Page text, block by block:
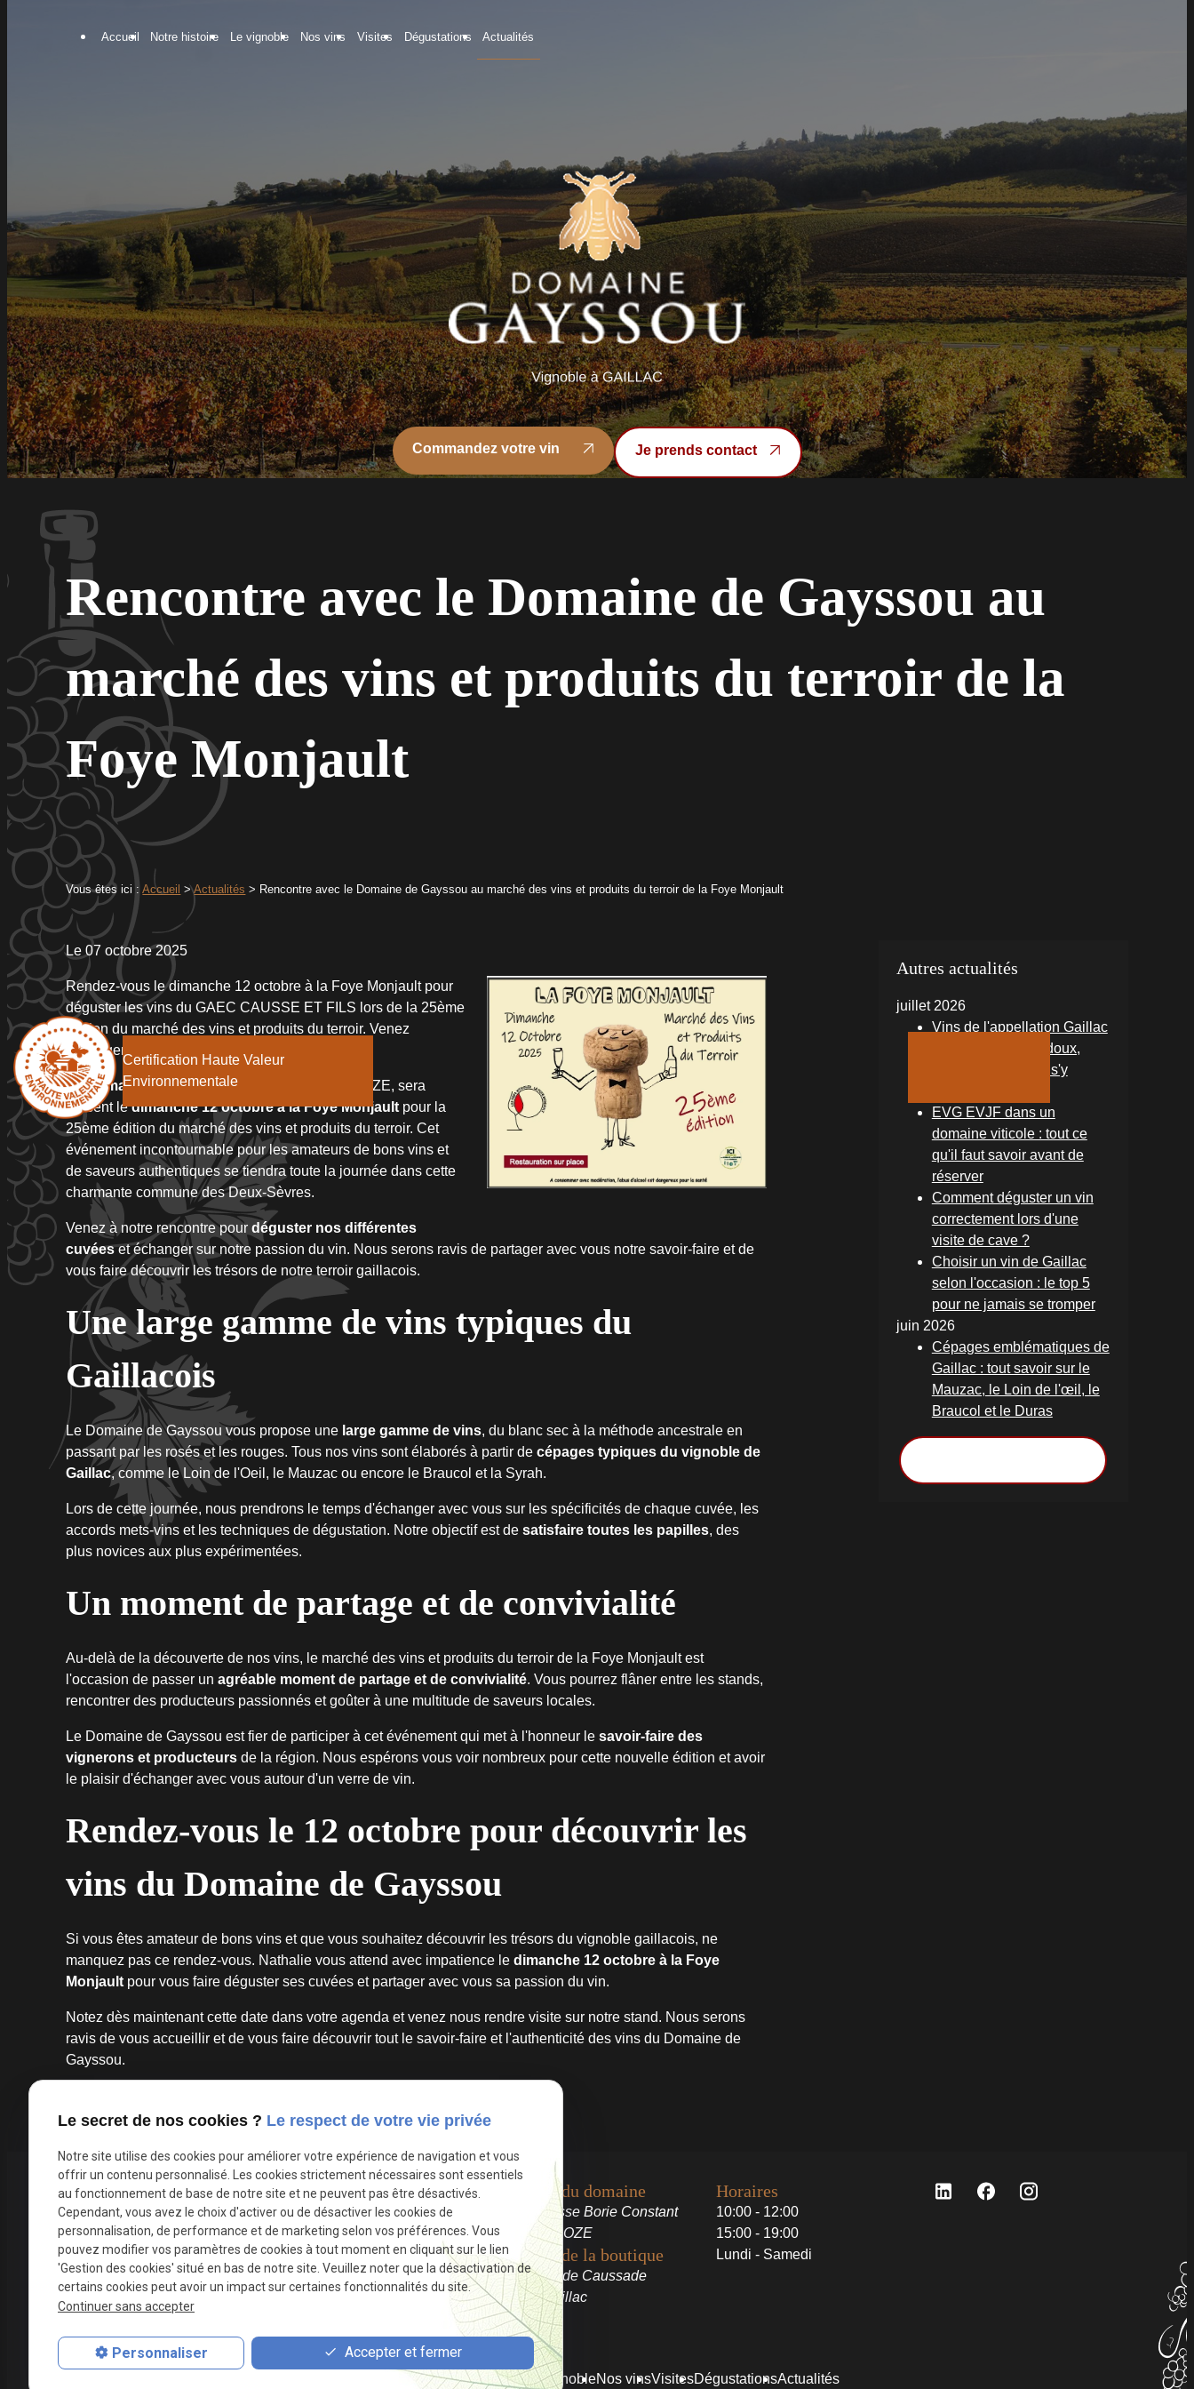
Accueil Notre histoire Le vignoble Nos vins Visites Dégustations Actualités
Commandez votre vin
Commandez votre vin Je prends contact
Certification Haute Valeur
Environnementale
Rencontre avec le Domaine de Gayssou au
marché des vins et produits du terroir de la
Foye Monjault
Vous êtes ici : Accueil >Actualités > Rencontre avec le Domaine de Gayssou au marché des vins et produits du terroir de la Foye Monjault
Le07 octobre 2025
Rendez-vous le dimanche 12 octobre à la Foye Monjault pour
déguster les vins du GAEC CAUSSE ET FILS lors de la 25ème
édition du marché des vins et produits du terroir. Venez
échanger avec nous sur nos cuvées !
Le Domaine de Gayssou, vignoble situé à BROZE, sera
présent ledimanche 12 octobre à la Foye Monjault pour la
25ème édition du marché des vins et produits du terroir. Cet
événement incontournable pour les amateurs de bons vins et
de saveurs authentiques se tiendra toute la journée dans cette
charmante commune des Deux-Sèvres.
Venez à notre rencontre pourdéguster nos différentes
cuvéeset échanger sur notre passion du vin. Nous serons ravis de partager avec vous notre savoir-faire et de
vous faire découvrir les trésors de notre terroir gaillacois.
Une large gamme de vins typiques du
Gaillacois
Le Domaine de Gayssou vous propose une large gamme de vins, du blanc sec à la méthode ancestrale en
passant par les rosés et les rouges. Tous nos vins sont élaborés à partir decépages typiques du vignoble de
Gaillac, comme le Loin de l'Oeil, le Mauzac ou encore le Braucol et la Syrah.
Lors de cette journée, nous prendrons le temps d'échanger avec vous sur les spécificités de chaque cuvée, les
accords mets-vins et les techniques de dégustation. Notre objectif est desatisfaire toutes les papilles, des
plus novices aux plus expérimentées.
Un moment de partage et de convivialité
Au-delà de la découverte de nos vins, le marché des vins et produits du terroir de la Foye Monjault est
l'occasion de passer unagréable moment de partage et de convivialité. Vous pourrez flâner entre les stands,
rencontrer des producteurs passionnés et goûter à une multitude de saveurs locales.
Le Domaine de Gayssou est fier de participer à cet événement qui met à l'honneur lesavoir-faire des
vignerons et producteurs de la région. Nous espérons vous voir nombreux pour cette nouvelle édition et avoir
le plaisir d'échanger avec vous autour d'un verre de vin.
Rendez-vous le 12 octobre pour découvrir les
vins du Domaine de Gayssou
Si vous êtes amateur de bons vins et que vous souhaitez découvrir les trésors du vignoble gaillacois, ne
manquez pas ce rendez-vous. Nathalie vous attend avec impatience ledimanche 12 octobre à la Foye
Monjault pour vous faire déguster ses cuvées et partager avec vous sa passion du vin.
Notez dès maintenant cette date dans votre agenda et venez nous rendre visite sur notre stand. Nous serons
ravis de vous accueillir et de vous faire découvrir tout le savoir-faire et l'authenticité des vins du Domaine de
Gayssou.
X (formerly Twitter) est désactivé. Facebook est désactivé. Autoriser
Autres actualités
juillet 2026
Vins de l'appellation Gaillac
: blanc sec, perlé, doux,
rouge — comment s'y
EVG EVJF dans un
domaine viticole : tout ce
qu'il faut savoir avant de
réserver
Comment déguster un vin
correctement lors d'une
visite de cave ?
Choisir un vin de Gaillac
selon l'occasion : le top 5
pour ne jamais se tromper
juin 2026
Cépages emblématiques de
Gaillac : tout savoir sur le
Mauzac, le Loin de l'œil, le
Braucol et le Duras
Téléphone
05 82 88 40 13
Adresse du domaine
156 impasse Borie Constant
81600 BROZE
Adresse de la boutique
900 route de Caussade
81600 Gaillac
Horaires
10:00 - 12:00
15:00 - 19:00
Lundi - Samedi
AccueilNotre histoireLe vignobleNos vinsVisitesDégustationsActualités
Le secret de nos cookies ? Le respect de votre vie privée
Notre site utilise des cookies pour améliorer votre expérience de navigation et vous
offrir un contenu personnalisé. Les cookies strictement nécessaires sont essentiels
au fonctionnement de base de notre site et ne peuvent pas être désactivés.
Cependant, vous avez le choix d'activer ou de désactiver les cookies de
personnalisation, de performance et de marketing selon vos préférences. Vous
pouvez modifier vos paramètres de cookies à tout moment en cliquant sur le lien
'Gestion des cookies' situé en bas de notre site. Veuillez noter que la désactivation de
certains cookies peut avoir un impact sur certaines fonctionnalités du site.
Continuer sans accepter
Personnaliser Accepter et fermer